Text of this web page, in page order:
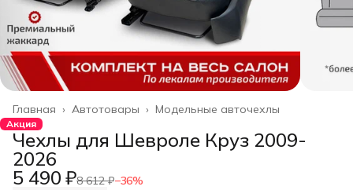
Модельные авточехлы
Автотовары ›
Главная ›
Акция
Чехлы для Шевроле Круз 2009-
2026
5 490 ₽8 612 ₽−36%